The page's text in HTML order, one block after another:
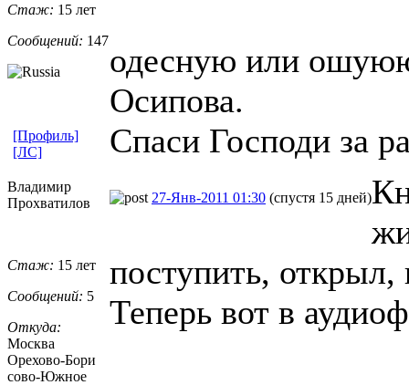
Стаж: 15 лет
Сообщений: 147
одесную или
Осипова.
Спаси Господи за
[Профиль]
[ЛС]
Владимир
Прохватилов
Стаж: 15 лет
Сообщений: 5
Откуда:
Москва
Орехово-Бори
сово-Южное
27-Янв-2011 01:30 (спустя 15 дней)
поступить,
Теперь вот в